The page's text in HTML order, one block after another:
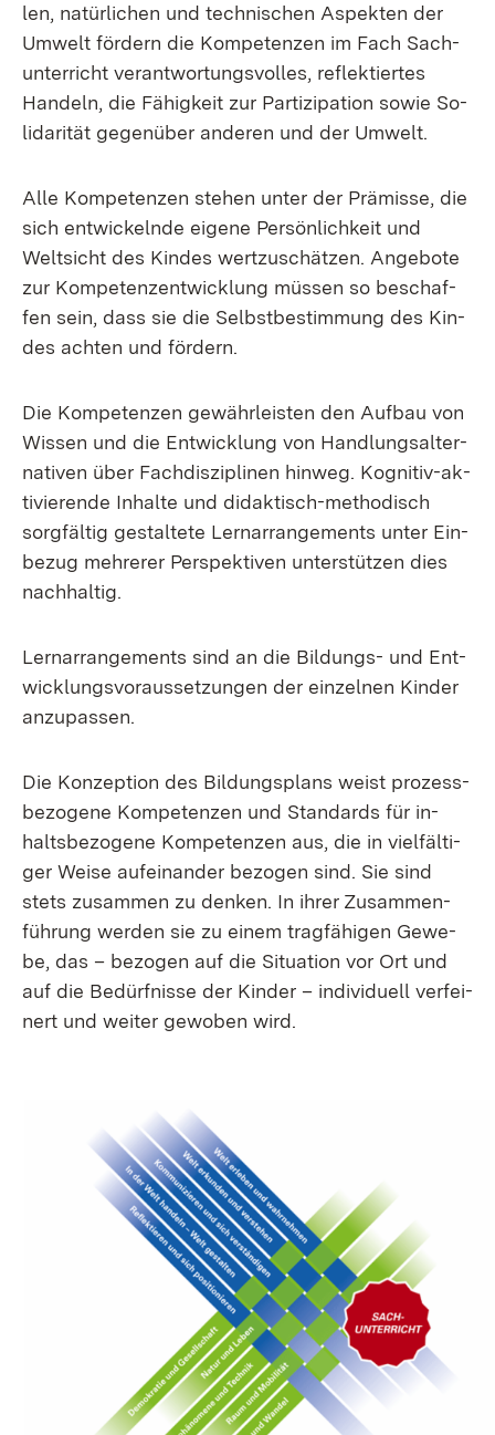
len, na­tür­li­chen und tech­ni­schen As­pek­ten der
Um­welt för­dern die Kom­pe­ten­zen im Fach Sach­
un­ter­richt ver­ant­wor­tungs­vol­les, re­flek­tier­tes
Han­deln, die Fä­hig­keit zur Par­ti­zi­pa­ti­on so­wie So­
li­da­ri­tät ge­gen­über an­de­ren und der Um­welt.
Al­le Kom­pe­ten­zen ste­hen un­ter der Prä­mis­se, die
sich ent­wi­ckeln­de ei­ge­ne Per­sön­lich­keit und
Welt­sicht des Kin­des wert­zu­schät­zen. An­ge­bo­te
zur Kom­pe­tenz­ent­wick­lung müs­sen so be­schaf­
fen sein, dass sie die Selbst­be­stim­mung des Kin­
des ach­ten und för­dern.
Die Kom­pe­ten­zen ge­währ­leis­ten den Auf­bau von
Wis­sen und die Ent­wick­lung von Hand­lungs­al­ter­
na­ti­ven über Fach­dis­zi­pli­nen hin­weg. Ko­gni­ti­v-ak­
ti­vie­ren­de In­hal­te und di­dak­tisch-me­tho­disch
sorg­fäl­tig ge­stal­te­te Lern­arrangements un­ter Ein­
be­zug meh­re­rer Per­spek­ti­ven un­ter­stüt­zen dies
nach­hal­tig.
Lern­arrangements sind an die Bil­dungs- und Ent­
wick­lungs­vor­aus­set­zun­gen der ein­zel­nen Kin­der
an­zu­pas­sen.
Die Kon­zep­ti­on des Bil­dungs­plans weist pro­zess­
be­zo­ge­ne Kom­pe­ten­zen und Stan­dards für in­
halts­be­zo­ge­ne Kom­pe­ten­zen aus, die in viel­fäl­ti­
ger Wei­se auf­ein­an­der be­zo­gen sind. Sie sind
stets zu­sam­men zu den­ken. In ih­rer Zu­sam­men­
füh­rung wer­den sie zu ei­nem trag­fä­hi­gen Ge­we­
be, das – be­zo­gen auf die Si­tua­ti­on vor Ort und
auf die Be­dürf­nis­se der Kin­der – in­di­vi­du­ell ver­fei­
nert und wei­ter ge­wo­ben wird.